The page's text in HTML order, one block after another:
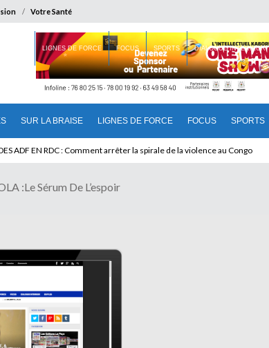
Votre Santé
SUR LA BRAISE LIGNES DE FORCE FOCUS SPORTS
LIGNES DE FORCE FOCUS SPORTS DIALOGUE INTERIEUR
:Le Sérum De L’espoir